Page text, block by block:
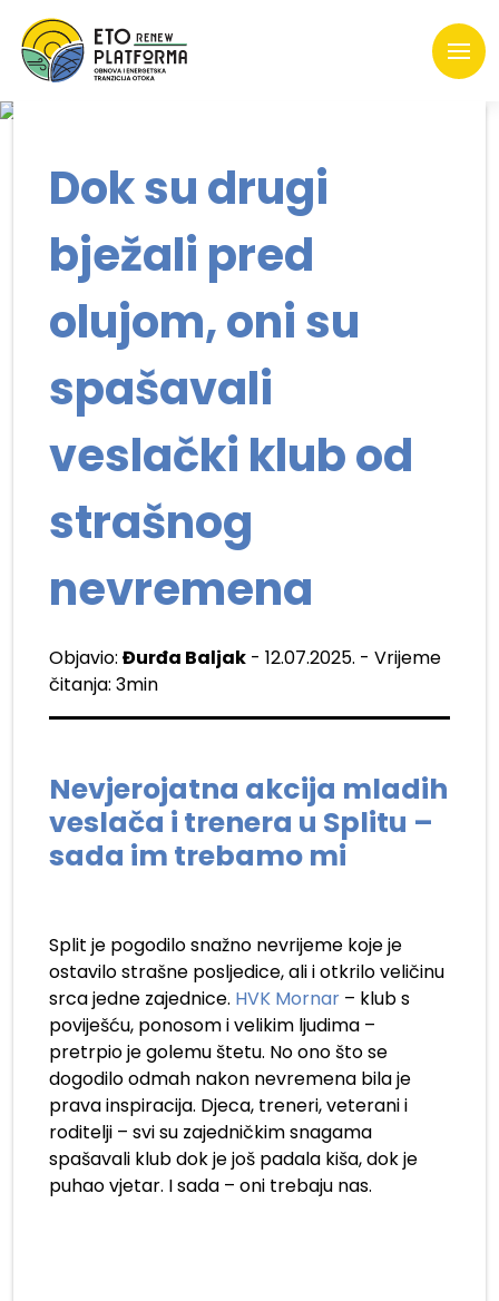
Dok su drugi
bježali pred
olujom, oni su
spašavali
veslački klub od
strašnog
nevremena
Objavio: Đurđa Baljak - 12.07.2025. - Vrijeme
čitanja: 3min
Nevjerojatna akcija mladih
veslača i trenera u Splitu –
sada im trebamo mi
Split je pogodilo snažno nevrijeme koje je
ostavilo strašne posljedice, ali i otkrilo veličinu
srca jedne zajednice. HVK Mornar – klub s
poviješću, ponosom i velikim ljudima –
pretrpio je golemu štetu. No ono što se
dogodilo odmah nakon nevremena bila je
prava inspiracija. Djeca, treneri, veterani i
roditelji – svi su zajedničkim snagama
spašavali klub dok je još padala kiša, dok je
puhao vjetar. I sada – oni trebaju nas.